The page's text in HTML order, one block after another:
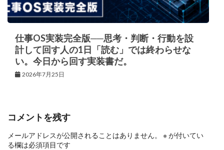
仕事OS実装完全版──思考・判断・行動を設
計して回す人の1日「読む」では終わらせな
い。今日から回す実装書だ。
2026年7月25日
コメントを残す
メールアドレスが公開されることはありません。 ※が付いてい
る欄は必須項目です